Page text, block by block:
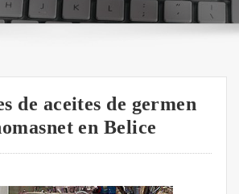
de aceites de germen
en Belice